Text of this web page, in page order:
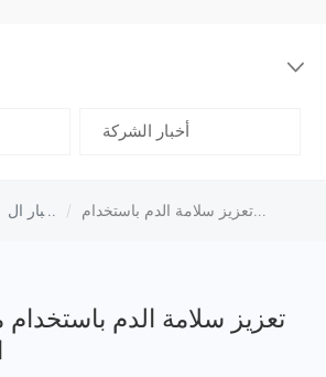
أخبار الشركة
أخبار ال
تعزيز سلامة الدم باستخدام
تعزيز سلامة الدم